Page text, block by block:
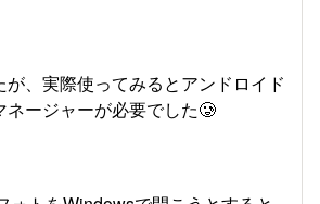
が、実際使ってみるとアンドロイド
ネージャーが必要でした🥲